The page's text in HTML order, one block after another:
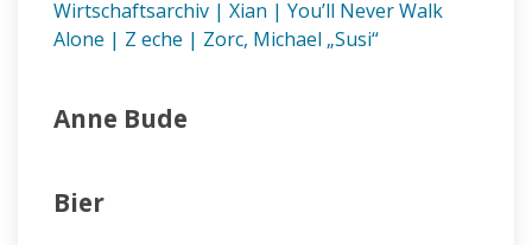
Wirtschaftsarchiv | Xian | You’ll Never Walk
Alone | Z eche | Zorc, Michael „Susi“
Anne Bude
Bier